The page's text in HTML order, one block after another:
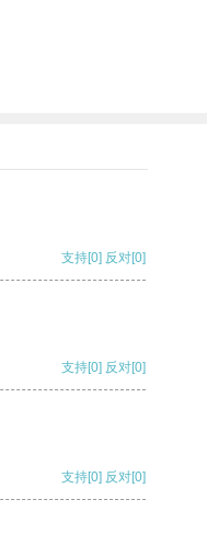
支持[0] 反对[0]
支持[0] 反对[0]
支持[0] 反对[0]